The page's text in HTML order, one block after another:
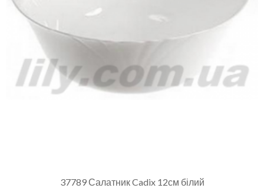
37789 Салатник Cadix 12см білий